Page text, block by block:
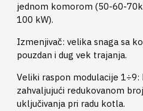
jednom komorom (50-60-
100 kW).
Izmenjivač: velika snaga sa
pouzdan i dug vek trajanja.
Veliki raspon modulacije
zahvaljujući redukovanom
uključivanja pri radu kotla.